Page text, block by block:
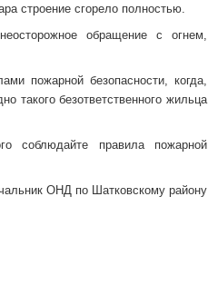
строение сгорело полностью.
обращение с огнем,
пожарной безопасности, когда,
такого безответственного жильца
соблюдайте правила пожарной
ОНД по Шатковскому району